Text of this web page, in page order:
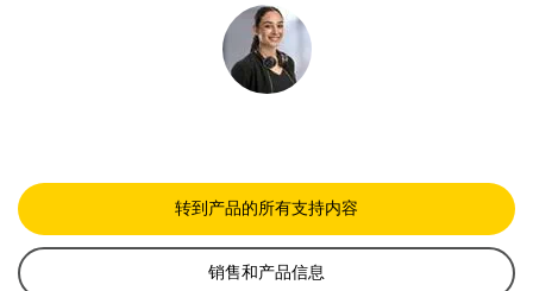
转到产品的所有支持内容
销售和产品信息